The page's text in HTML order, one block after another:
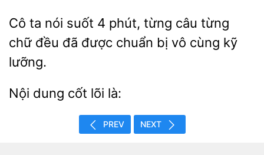
ta nói suốt 4 phút, từng câu từng
chữ đều đã được chuẩn
cùng kỹ
lưỡng.
cốt là:
PREV NEXT